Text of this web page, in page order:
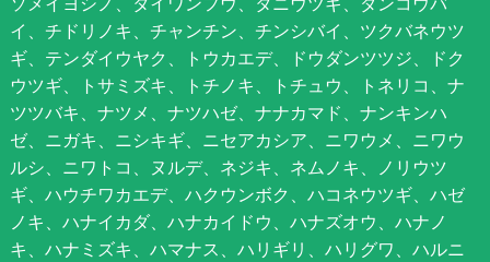
イ、チドリノキ、チャンチン、チンシバイ、ツクバネウツ
ギ、テンダイウヤク、トウカエデ、ドウダンツツジ、ドク
ウツギ、トサミズキ、トチノキ、トチュウ、トネリコ、ナ
ツツバキ、ナツメ、ナツハゼ、ナナカマド、ナンキンハ
ゼ、ニガキ、ニシキギ、ニセアカシア、ニワウメ、ニワウ
ルシ、ニワトコ、ヌルデ、ネジキ、ネムノキ、ノリウツ
ギ、ハウチワカエデ、ハクウンボク、ハコネウツギ、ハゼ
ノキ、ハナイカダ、ハナカイドウ、ハナズオウ、ハナノ
キ、ハナミズキ、ハマナス、ハリギリ、ハリグワ、ハルニ